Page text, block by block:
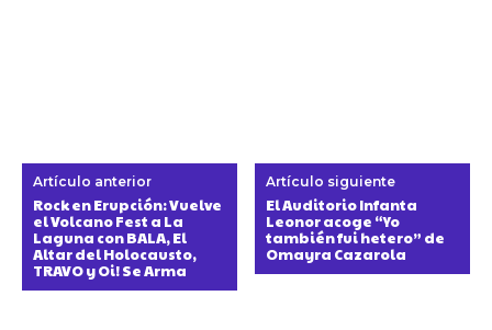
Artículo anterior
Rock en Erupción: Vuelve
el Volcano Fest a La
Laguna con BALA, El
Altar del Holocausto,
TRAVO y Oi! Se Arma
Artículo siguiente
El Auditorio Infanta
Leonor acoge “Yo
también fui hetero” de
Omayra Cazarola